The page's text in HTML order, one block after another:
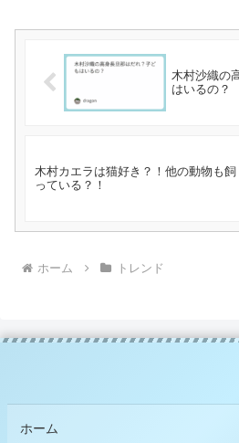
木村沙織の
はいるの？
木村カエラは猫好き？！他の動物も飼
っている？！
ホーム トレンド
ホーム